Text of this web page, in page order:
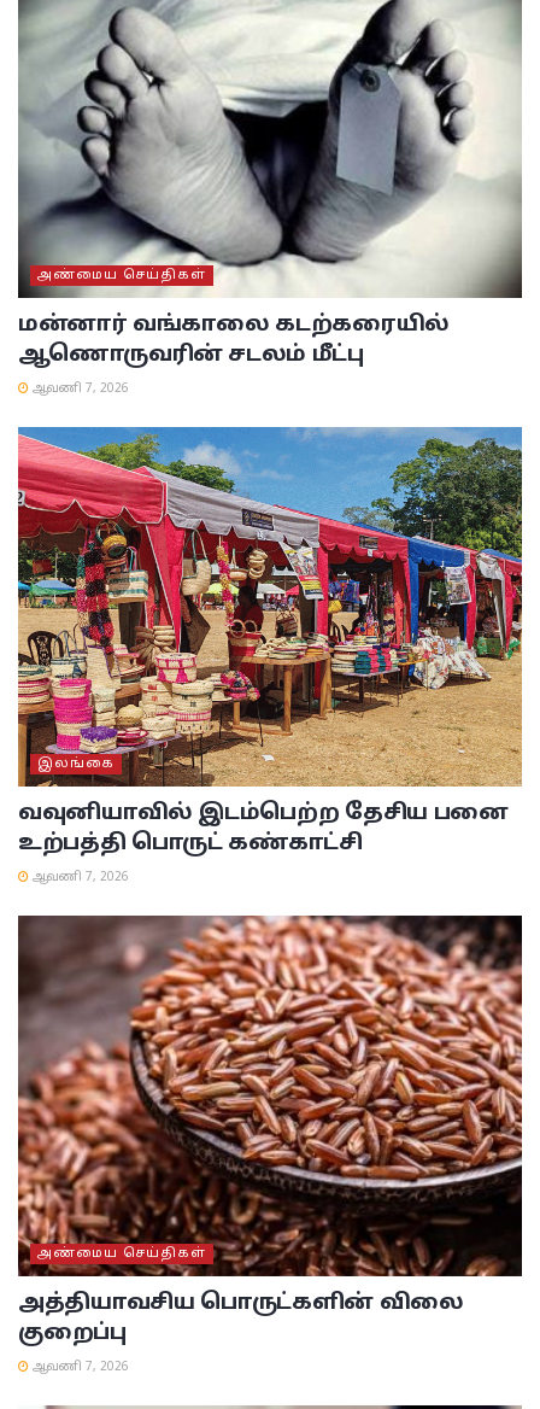
அண்மைய செய்திகள்
மன்னார் வங்காலை கடற்கரையில்
ஆணொருவரின் சடலம் மீட்பு
ஆவணி 7, 2026
இலங்கை
வவுனியாவில் இடம்பெற்ற தேசிய பனை
உற்பத்தி பொருட் கண்காட்சி
ஆவணி 7, 2026
அண்மைய செய்திகள்
அத்தியாவசிய பொருட்களின் விலை
குறைப்பு
ஆவணி 7, 2026